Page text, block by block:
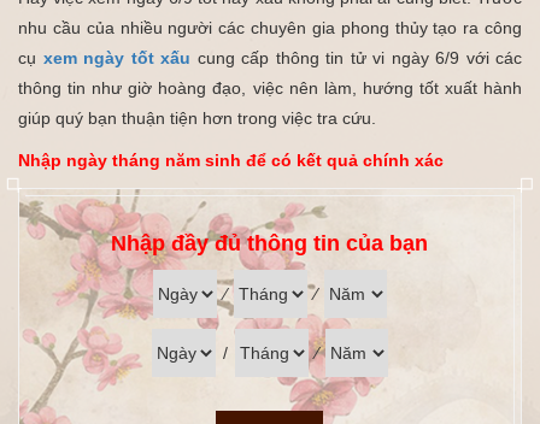
nhu cầu của nhiều người các chuyên gia phong thủy tạo ra công
cụ xem ngày tốt xấu cung cấp thông tin tử vi ngày 6/9 với các
thông tin như giờ hoàng đạo, việc nên làm, hướng tốt xuất hành
giúp quý bạn thuận tiện hơn trong việc tra cứu.
Nhập ngày tháng năm sinh để có kết quả chính xác
Nhập đầy đủ thông tin của bạn
⁄ ⁄
/ ⁄